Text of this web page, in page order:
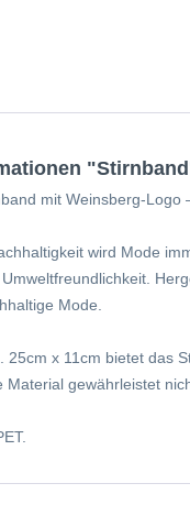
mit Weinsberg-Logo
wird Mode
Mode.
25cm x 11cm bietet das
Material gewährleistet